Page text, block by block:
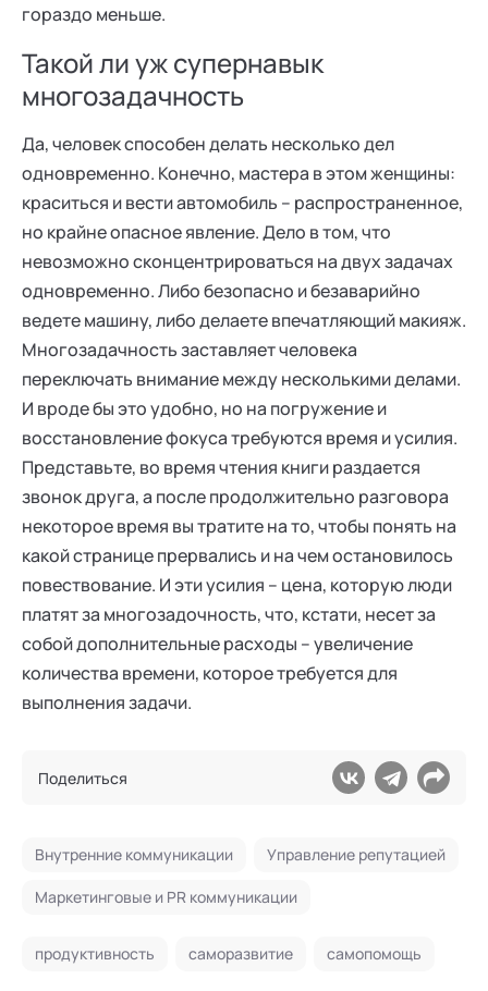
гораздо меньше.
Такой ли уж супернавык
многозадачность
Да, человек способен делать несколько дел
одновременно. Конечно, мастера в этом женщины:
краситься и вести автомобиль – распространенное,
но крайне опасное явление. Дело в том, что
невозможно сконцентрироваться на двух задачах
одновременно. Либо безопасно и безаварийно
ведете машину, либо делаете впечатляющий макияж.
Многозадачность заставляет человека
переключать внимание между несколькими делами.
И вроде бы это удобно, но на погружение и
восстановление фокуса требуются время и усилия.
Представьте, во время чтения книги раздается
звонок друга, а после продолжительно разговора
некоторое время вы тратите на то, чтобы понять на
какой странице прервались и на чем остановилось
повествование. И эти усилия – цена, которую люди
платят за многозадочность, что, кстати, несет за
собой дополнительные расходы – увеличение
количества времени, которое требуется для
выполнения задачи.
Поделиться
Внутренние коммуникации Управление репутацией
Маркетинговые и PR коммуникации
продуктивность саморазвитие самопомощь